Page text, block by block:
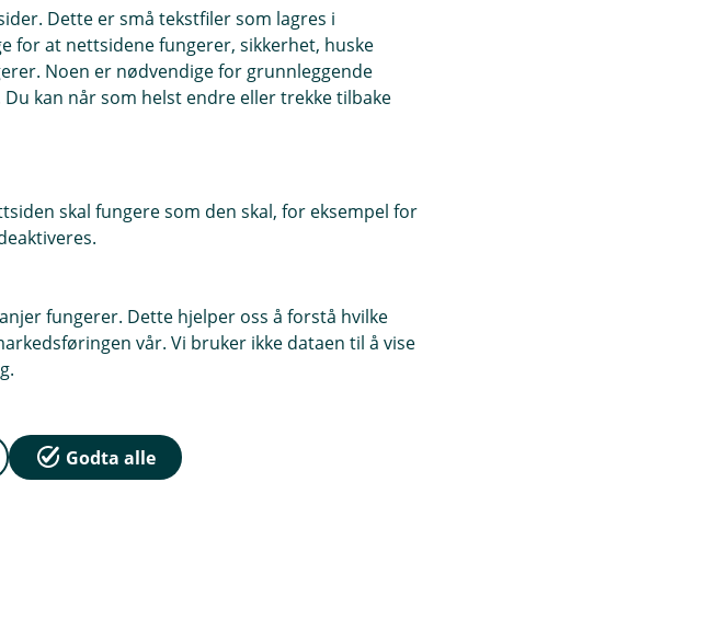
din
senior
en
din
Dette er små tekstfiler som lagres i
for at nettsidene fungerer, sikkerhet, huske
Noen er nødvendige for grunnleggende
kan når som helst endre eller trekke tilbake
skal fungere som den skal, for eksempel for
fungerer. Dette hjelper oss å forstå hvilke
vår. Vi bruker ikke dataen til å vise
Godta alle